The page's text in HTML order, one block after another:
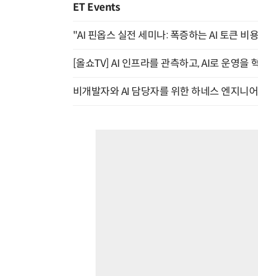
ET Events
"AI 핀옵스 실전 세미나: 폭증하는 AI 토큰 비
[올쇼TV] AI 인프라를 관측하고, AI로 운영을
비개발자와 AI 담당자를 위한 하네스 엔지니